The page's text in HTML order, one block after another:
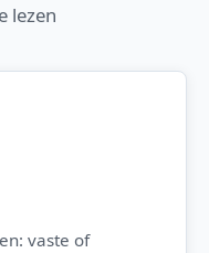
lezen
vaste of